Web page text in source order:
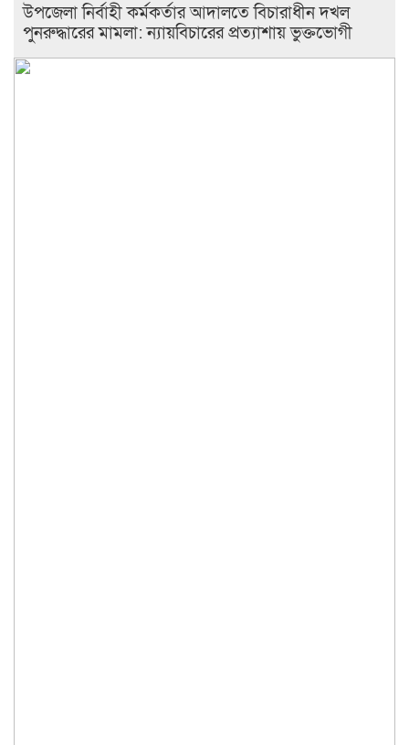
উপজেলা নির্বাহী কর্মকর্তার আদালতে বিচারাধীন দখল
পুনরুদ্ধারের মামলা: ন্যায়বিচারের প্রত্যাশায় ভুক্তভোগী